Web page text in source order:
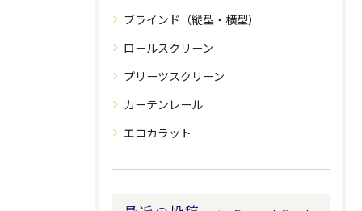
ブラインド（縦型・横型）
ロールスクリーン
プリーツスクリーン
カーテンレール
エコカラット